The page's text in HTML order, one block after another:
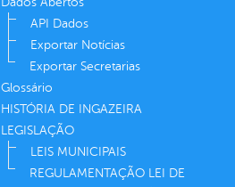
API Dados
Exportar Notícias
Exportar Secretarias
Glossário
HISTÓRIA DE INGAZEIRA
LEGISLAÇÃO
LEIS MUNICIPAIS
REGULAMENTAÇÃO LEI DE